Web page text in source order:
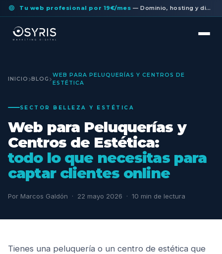
Tu web profesional por 19€/mes — Dominio, hosting y diseño a medida incluidos. Sin permanencia.
INICIO BLOG
WEB PARA PELUQUERÍAS Y CENTROS DE
ESTÉTICA
SECTOR BELLEZA Y ESTÉTICA
Web para Peluquerías y
Centros de Estética:
todo lo que necesitas para
captar clientes online
Por Marcos Galdón · 22 mayo 2026 · 10 min de lectura
Tienes una peluquería o un centro de estética que